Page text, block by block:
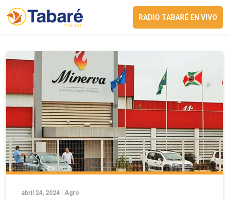
RADIO TABARÉ EN VIVO
abril 24, 2024 | Agro